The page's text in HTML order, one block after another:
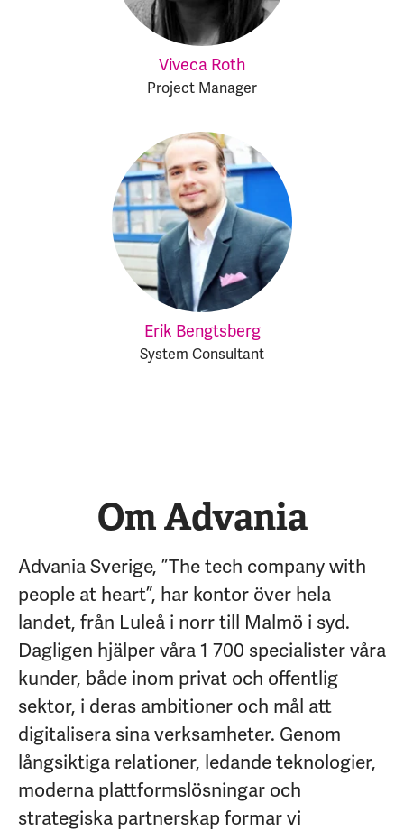
Viveca Roth
Project Manager
Erik Bengtsberg
System Consultant
Om Advania
Advania Sverige, ”The tech company with
people at heart”, har kontor över hela
landet, från Luleå i norr till Malmö i syd.
Dagligen hjälper våra 1 700 specialister våra
kunder, både inom privat och offentlig
sektor, i deras ambitioner och mål att
digitalisera sina verksamheter. Genom
långsiktiga relationer, ledande teknologier,
moderna plattformslösningar och
strategiska partnerskap formar vi